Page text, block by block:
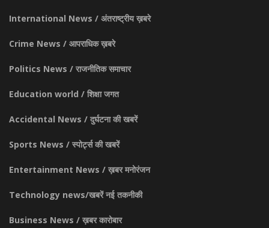
International News / अंतराष्ट्रीय ख़बरे
Crime News / आपराधिक ख़बरे
Politics News / राजनीतिक समाचार
Education world / शिक्षा जगत
Accidental News / दुर्घटना की खबरें
Sports News / स्पोर्ट्स की खबरें
Entertainment News / ख़बर मनोरंजन
Technology news/खबरें नई तकनीकी
Business News / ख़बर कारोबार